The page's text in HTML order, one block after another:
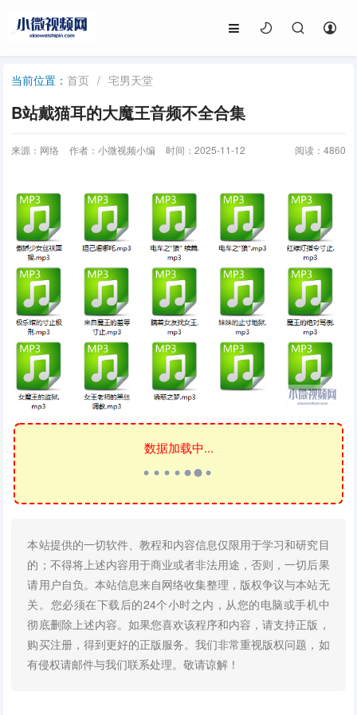
当前位置：首页 / 宅男天堂
B站戴猫耳的大魔王音频不全合集
来源：网络 作者：小微视频小编 时间：2025-11-12 阅读： 4860
数据加载中...
本站提供的一切软件、教程和内容信息仅限用于学习和研究目
的；不得将上述内容用于商业或者非法用途，否则，一切后果
请用户自负。本站信息来自网络收集整理，版权争议与本站无
关。您必须在下载后的24个小时之内，从您的电脑或手机中
彻底删除上述内容。如果您喜欢该程序和内容，请支持正版，
购买注册，得到更好的正版服务。我们非常重视版权问题，如
有侵权请邮件与我们联系处理。敬请谅解！